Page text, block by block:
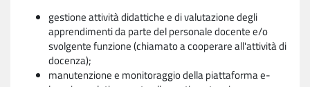
gestione attività didattiche e di valutazione degli
apprendimenti da parte del personale docente e/o
svolgente funzione (chiamato a cooperare all'attività di
docenza);
manutenzione e monitoraggio della piattaforma e-